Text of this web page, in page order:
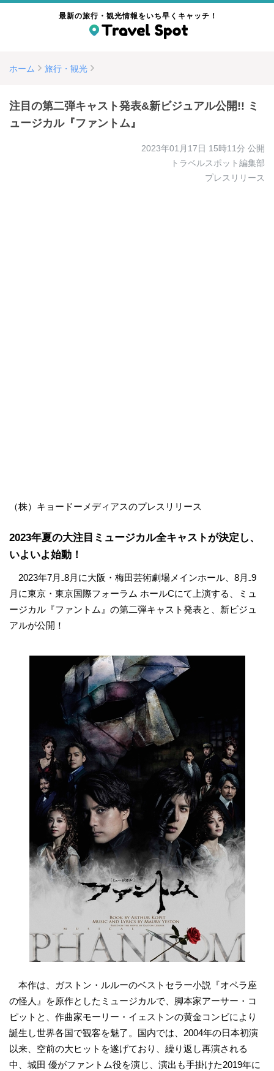
最新の旅行・観光情報をいち早くキャッチ！
ホーム 旅行・観光
注目の第二弾キャスト発表&新ビジュアル公開!! ミ
ュージカル『ファントム』
2023年01月17日 15時11分 公開
トラベルスポット編集部
プレスリリース
（株）キョードーメディアスのプレスリリース
2023年夏の大注目ミュージカル全キャストが決定し、
いよいよ始動！
2023年7月₋8月に大阪・梅田芸術劇場メインホール、8月₋9
月に東京・東京国際フォーラム ホールCにて上演する、ミュ
ージカル『ファントム』の第二弾キャスト発表と、新ビジュ
アルが公開！
本作は、ガストン・ルルーのベストセラー小説『オペラ座
の怪人』を原作としたミュージカルで、脚本家アーサー・コ
ピットと、作曲家モーリー・イェストンの黄金コンビにより
誕生し世界各国で観客を魅了。国内では、2004年の日本初演
以来、空前の大ヒットを遂げており、繰り返し再演される
中、城田 優がファントム役を演じ、演出も手掛けた2019年に